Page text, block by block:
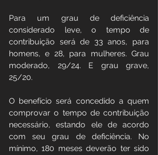
Para um grau de deficiência
considerado leve, o tempo de
contribuição será de 33 anos, para
homens, e 28, para mulheres. Grau
moderado, 29/24. E grau grave,
25/20.
O benefício será concedido a quem
comprovar o tempo de contribuição
necessário, estando ele de acordo
com seu grau de deficiência. No
mínimo, 180 meses deverão ter sido